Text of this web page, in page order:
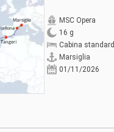
MSC Opera
16 g
Cabina standard
Marsiglia
01/11/2026